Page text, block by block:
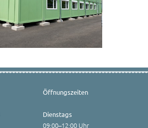
Öffnungszeiten
Dienstags
09:00–12:00 Uhr